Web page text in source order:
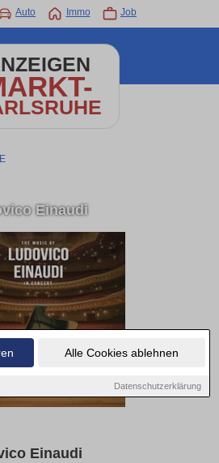
Alle Cookies ablehnen
Datenschutzerklärung
Auto Immo Job
Einaudi
Einaudi